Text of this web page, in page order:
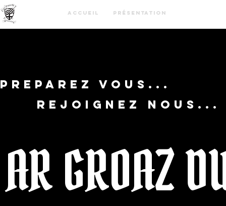
Accueil Présentation
Preparez vous...
Rejoignez nous...
AR GROAZ